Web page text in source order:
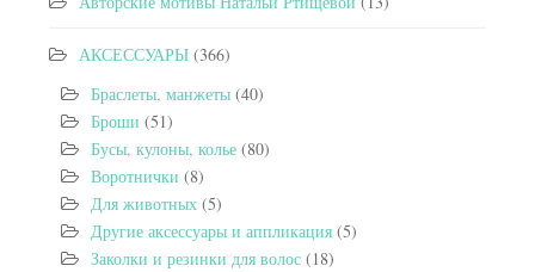
АКСЕССУАРЫ (366)
Браслеты, манжеты (40)
Броши (51)
Бусы, кулоны, колье (80)
Воротнички (8)
Для животных (5)
Другие аксессуары и аппликация (5)
Заколки и резинки для волос (18)